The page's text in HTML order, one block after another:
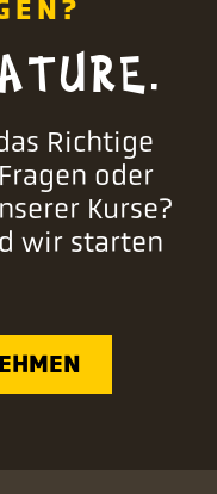
Richtige
oder
Kurse?
wir starten